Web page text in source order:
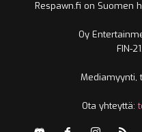
Respawn.fi on Suomen
Oy
FIN-
Mediamyynti,
Ota yhteyttä: